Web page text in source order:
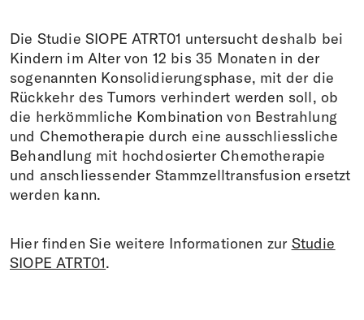
Die Studie SIOPE ATRT01 untersucht deshalb bei
Kindern im Alter von 12 bis 35 Monaten in der
sogenannten Konsolidierungsphase, mit der die
Rückkehr des Tumors verhindert werden soll, ob
die herkömmliche Kombination von Bestrahlung
und Chemotherapie durch eine ausschliessliche
Behandlung mit hochdosierter Chemotherapie
und anschliessender Stammzelltransfusion ersetzt
werden kann.
Hier finden Sie weitere Informationen zur Studie
SIOPE ATRT01.